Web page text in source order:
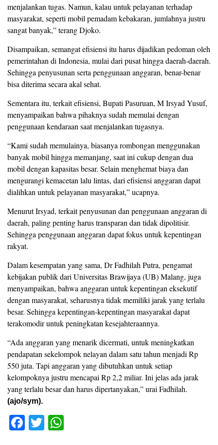
menjalankan tugas. Namun, kalau untuk pelayanan terhadap
masyarakat, seperti mobil pemadam kebakaran, jumlahnya justru
sangat banyak,” terang Djoko.
Disampaikan, semangat efisiensi itu harus dijadikan pedoman oleh
pemerintahan di Indonesia, mulai dari pusat hingga daerah-daerah.
Sehingga penyusunan serta penggunaan anggaran, benar-benar
bisa diterima secara akal sehat.
Sementara itu, terkait efisiensi, Bupati Pasuruan, M Irsyad Yusuf,
menyampaikan bahwa pihaknya sudah memulai dengan
penggunaan kendaraan saat menjalankan tugasnya.
“Kami sudah memulainya, biasanya rombongan menggunakan
banyak mobil hingga memanjang, saat ini cukup dengan dua
mobil dengan kapasitas besar. Selain menghemat biaya dan
mengurangi kemacetan lalu lintas, dari efisiensi anggaran dapat
dialihkan untuk pelayanan masyarakat,” ucapnya.
Menurut Irsyad, terkait penyusunan dan penggunaan anggaran di
daerah, paling penting harus transparan dan tidak dipolitisir.
Sehingga penggunaan anggaran dapat fokus untuk kepentingan
rakyat.
Dalam kesempatan yang sama, Dr Fadhilah Putra, pengamat
kebijakan publik dari Universitas Brawijaya (UB) Malang, juga
menyampaikan, bahwa anggaran untuk kepentingan eksekutif
dengan masyarakat, seharusnya tidak memiliki jarak yang terlalu
besar. Sehingga kepentingan-kepentingan masyarakat dapat
terakomodir untuk peningkatan kesejahteraannya.
“Ada anggaran yang menarik dicermati, untuk meningkatkan
pendapatan sekelompok nelayan dalam satu tahun menjadi Rp
550 juta. Tapi anggaran yang dibutuhkan untuk setiap
kelompoknya justru mencapai Rp 2,2 miliar. Ini jelas ada jarak
yang terlalu besar dan harus dipertanyakan,” urai Fadhilah.
(ajo/sym).
F
T